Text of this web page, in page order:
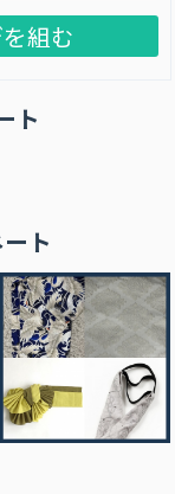
を組む
ト
ト